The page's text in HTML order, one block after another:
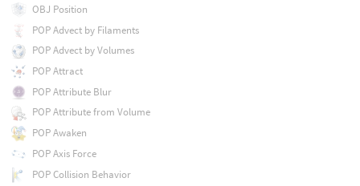
OBJ Position
POP Advect by Filaments
POP Advect by Volumes
POP Attract
POP Attribute Blur
POP Attribute from Volume
POP Awaken
POP Axis Force
POP Collision Behavior